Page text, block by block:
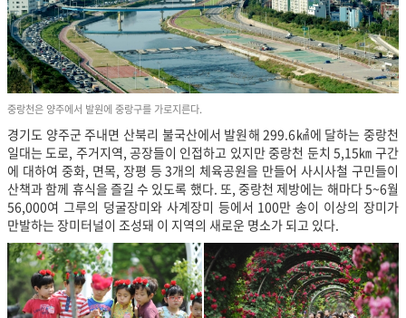
중랑천은 양주에서 발원에 중랑구를 가로지른다.
경기도 양주군 주내면 산북리 불국산에서 발원해 299.6㎢에 달하는 중랑천
일대는 도로, 주거지역, 공장들이 인접하고 있지만 중랑천 둔치 5,15㎞ 구간
에 대하여 중화, 면목, 장평 등 3개의 체육공원을 만들어 사시사철 구민들이
산책과 함께 휴식을 즐길 수 있도록 했다. 또, 중랑천 제방에는 해마다 5~6월
56,000여 그루의 덩굴장미와 사계장미 등에서 100만 송이 이상의 장미가
만발하는 장미터널이 조성돼 이 지역의 새로운 명소가 되고 있다.